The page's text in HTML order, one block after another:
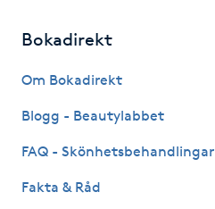
Microshading
Bokadirekt
Om Bokadirekt
Blogg - Beautylabbet
FAQ - Skönhetsbehandlingar
Fakta & Råd